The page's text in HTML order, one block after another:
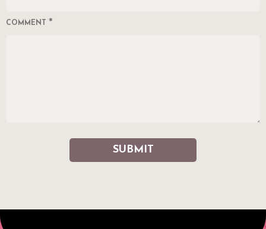
COMMENT *